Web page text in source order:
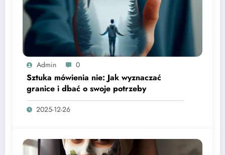
Admin 0
Sztuka mówienia nie: Jak wyznaczać
granice i dbać o swoje potrzeby
2025-12-26